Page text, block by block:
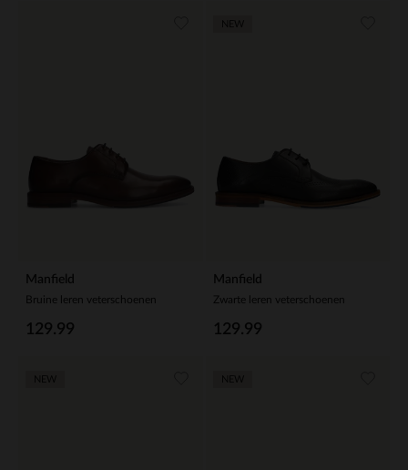
Manfield
Bruine leren veterschoenen
129.99
Manfield
Zwarte leren veterschoenen
129.99